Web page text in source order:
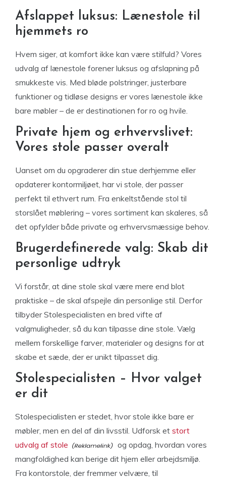
Afslappet luksus: Lænestole til
hjemmets ro
Hvem siger, at komfort ikke kan være stilfuld? Vores
udvalg af lænestole forener luksus og afslapning på
smukkeste vis. Med bløde polstringer, justerbare
funktioner og tidløse designs er vores lænestole ikke
bare møbler – de er destinationen for ro og hvile.
Private hjem og erhvervslivet:
Vores stole passer overalt
Uanset om du opgraderer din stue derhjemme eller
opdaterer kontormiljøet, har vi stole, der passer
perfekt til ethvert rum. Fra enkeltstående stol til
storslået møblering – vores sortiment kan skaleres, så
det opfylder både private og erhvervsmæssige behov.
Brugerdefinerede valg: Skab dit
personlige udtryk
Vi forstår, at dine stole skal være mere end blot
praktiske – de skal afspejle din personlige stil. Derfor
tilbyder Stolespecialisten en bred vifte af
valgmuligheder, så du kan tilpasse dine stole. Vælg
mellem forskellige farver, materialer og designs for at
skabe et sæde, der er unikt tilpasset dig.
Stolespecialisten – Hvor valget
er dit
Stolespecialisten er stedet, hvor stole ikke bare er
møbler, men en del af din livsstil. Udforsk et stort
udvalg af stole
og opdag, hvordan vores
mangfoldighed kan berige dit hjem eller arbejdsmiljø.
Fra kontorstole, der fremmer velvære, til